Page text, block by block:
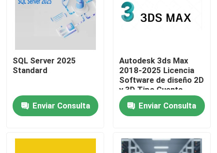
En casa
SQL Server 2025
Standard
Enviar Consulta
Autodesk 3ds Max
2018-2025 Licencia
Software de diseño 2D
y 3D Tipo Cuenta
vinculante de
asociación 1 año de
validez
Enviar Consulta